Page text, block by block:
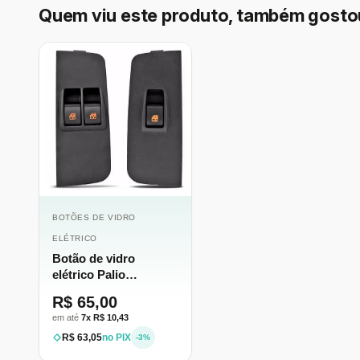
Quem viu este produto, também
BOTÕES DE VIDRO
ELÉTRICO
Botão de vidro
elétrico Palio
R$ 65,00
em até 7x R$ 10,43
R$ 63,05no PIX -3%